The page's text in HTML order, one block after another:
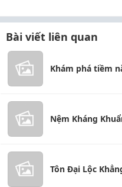
Bài viết liên quan
Khám phá tiềm
Nệm Kháng
Tôn Đại Lộc